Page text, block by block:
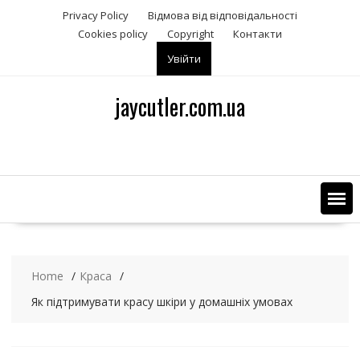
t
Privacy Policy
Відмова від відповідальності
Сookies policy
Copyright
Контакти
Увійти
jaycutler.com.ua
Home
Краса
Як підтримувати красу шкіри у домашніх умовах